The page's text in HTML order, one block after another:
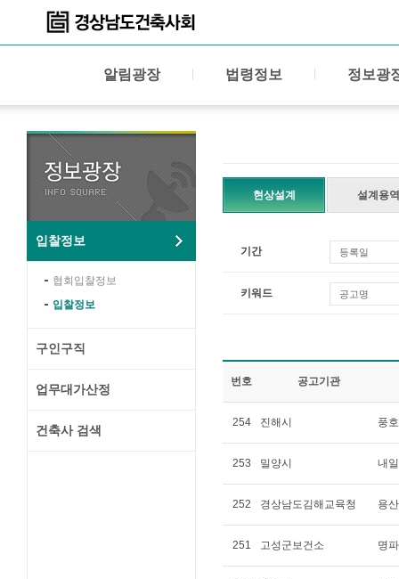
알림광장 법령정보 정보광
입찰정보
협회입찰정보
입찰정보
구인구직
업무대가산정
건축사 검색
현상설계 설계용역
기간 등록일
키워드 공고명
번호 공고기관
254 진해시 풍
253 밀양시 내
252 경상남도김해교육청 용
251 고성군보건소 명